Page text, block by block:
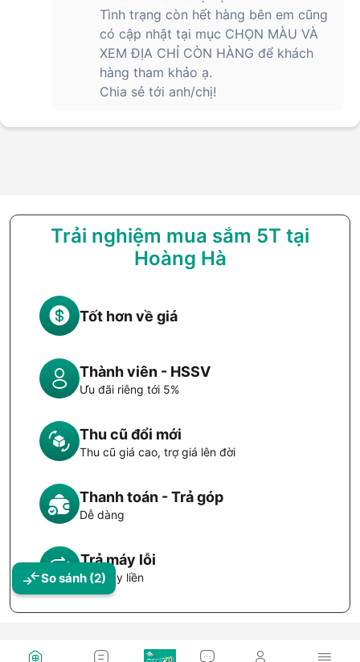
So sánh (2)
Tình trạng còn hết hàng bên em cũng
có cập nhật tại mục CHỌN MÀU VÀ
XEM ĐỊA CHỈ CÒN HÀNG để khách
hàng tham khảo ạ.
Chia sẻ tới anh/chị!
Trải nghiệm mua sắm 5T tại
Hoàng Hà
Tốt hơn về giá
Thành viên - HSSV
Ưu đãi riêng tới 5%
Thu cũ đổi mới
Thu cũ giá cao, trợ giá lên đời
Thanh toán - Trả góp
Dễ dàng
Trả máy lỗi
Đổi máy liền